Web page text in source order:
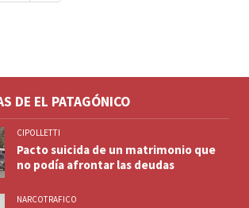
DE EL PATAGÓNICO
CIPOLLETTI
Pacto suicida de un matrimonio que
no podía afrontar las deudas
NARCOTRAFICO